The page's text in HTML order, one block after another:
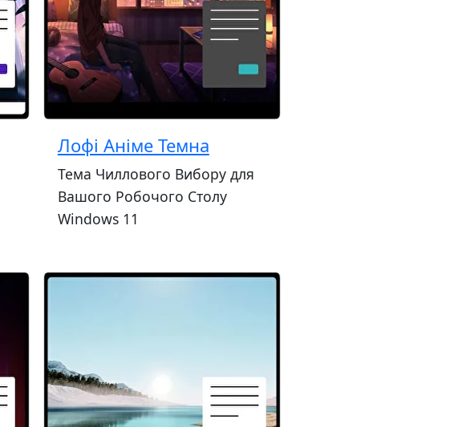
Лофі Аніме Темна
Тема Чиллового Вибору для
Вашого Робочого Столу
Windows 11